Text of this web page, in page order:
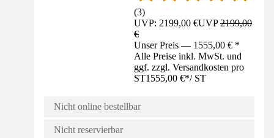
(3)
UVP: 2199,00 €UVP2199,00
€
Unser Preis — 1555,00 € *
Alle Preise inkl. MwSt. und
ggf. zzgl. Versandkosten pro
ST1555,00 €*/ ST
Nicht online bestellbar
Nicht reservierbar